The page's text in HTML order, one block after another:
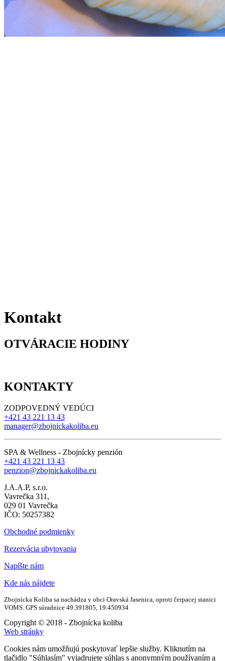
Kontakt
OTVÁRACIE HODINY
KONTAKTY
ZODPOVEDNÝ VEDÚCI
+421 43 221 13 43
manager@zbojnickakoliba.eu
SPA & Wellness - Zbojnícky penzión
+421 43 221 13 43
penzion@zbojnickakoliba.eu
J.A.A.P, s.r.o.
Vavrečka 311,
029 01 Vavrečka
IČO: 50257382
Obchodné podmienky
Rezervácia ubytovania
Napíšte nám
Kde nás nájdete
Zbojnícka Koliba sa nachádza v obci Oravská Jasenica, oproti čerpacej stanici
VOMS. GPS súradnice 49.391805, 19.450934
Copyright © 2018 - Zbojnícka koliba
Web stránky
Cookies nám umožňujú poskytovať lepšie služby. Kliknutím na
tlačidlo "Súhlasím" vyjadrujete súhlas s anonymným používaním a